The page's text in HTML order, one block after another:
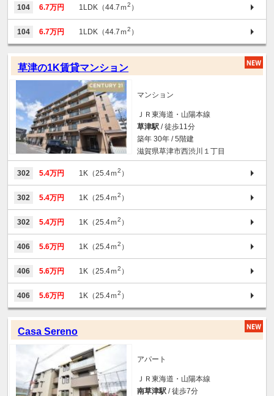
104 6.7万円 1LDK（44.7ｍ2 ）
104 6.7万円 1LDK（44.7ｍ2 ）
草津の1K賃貸マンション
マンション
ＪＲ東海道・山陽本線
草津駅 / 徒歩11分
築年 30年 / 5階建
滋賀県草津市西渋川１丁目
302 5.4万円 1K（25.4ｍ2 ）
302 5.4万円 1K（25.4ｍ2 ）
302 5.4万円 1K（25.4ｍ2 ）
406 5.6万円 1K（25.4ｍ2 ）
406 5.6万円 1K（25.4ｍ2 ）
406 5.6万円 1K（25.4ｍ2 ）
Casa Sereno
アパート
ＪＲ東海道・山陽本線
南草津駅 / 徒歩7分